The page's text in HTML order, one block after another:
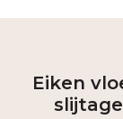
Eiken